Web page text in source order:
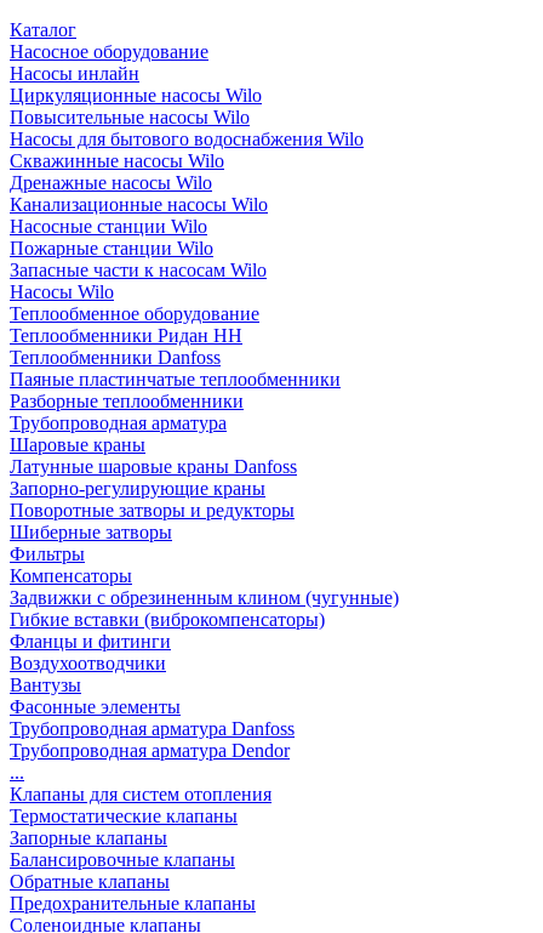
Каталог
Насосное оборудование
Насосы инлайн
Циркуляционные насосы Wilo
Повысительные насосы Wilo
Насосы для бытового водоснабжения Wilo
Скважинные насосы Wilo
Дренажные насосы Wilo
Канализационные насосы Wilo
Насосные станции Wilo
Пожарные станции Wilo
Запасные части к насосам Wilo
Насосы Wilo
Теплообменное оборудование
Теплообменники Ридан НН
Теплообменники Danfoss
Паяные пластинчатые теплообменники
Разборные теплообменники
Трубопроводная арматура
Шаровые краны
Латунные шаровые краны Danfoss
Запорно-регулирующие краны
Поворотные затворы и редукторы
Шиберные затворы
Фильтры
Компенсаторы
Задвижки с обрезиненным клином (чугунные)
Гибкие вставки (виброкомпенсаторы)
Фланцы и фитинги
Воздухоотводчики
Вантузы
Фасонные элементы
Трубопроводная арматура Danfoss
Трубопроводная арматура Dendor
...
Клапаны для систем отопления
Термостатические клапаны
Запорные клапаны
Балансировочные клапаны
Обратные клапаны
Предохранительные клапаны
Соленоидные клапаны